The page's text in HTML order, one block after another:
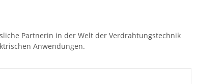
Partnerin in der Welt der Verdrahtungstechnik
Anwendungen.